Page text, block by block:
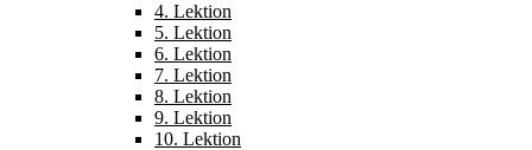
4. Lektion
5. Lektion
6. Lektion
7. Lektion
8. Lektion
9. Lektion
10. Lektion